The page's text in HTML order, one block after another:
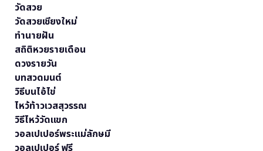
วัดสวย
วัดสวยเชียงใหม่
ทำนายฝัน
สถิติหวยรายเดือน
ดวงรายวัน
บทสวดมนต์
วิธีบนไอ้ไข่
ไหว้ท้าวเวสสุวรรณ
วิธีไหว้วัดแขก
วอลเปเปอร์พระแม่ลักษมี
วอลเปเปอร์ ฟรี